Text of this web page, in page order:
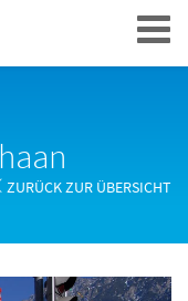
Navigation
ZURÜCK ZUR ÜBERSICHT